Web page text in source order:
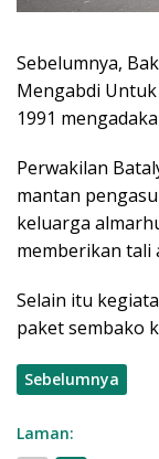
Sebelumnya,
Mengabdi
1991
Perwakilan
mantan
keluarga
memberikan tali
Selain itu
paket sembako
Sebelumnya
Laman: